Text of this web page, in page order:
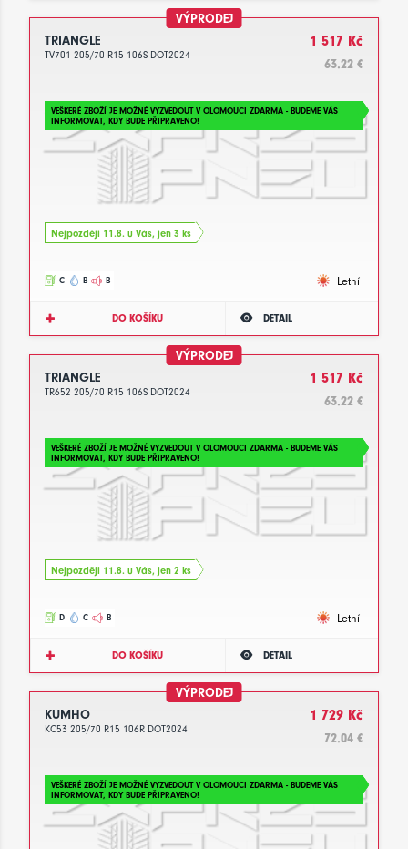
VÝPRODEJ
TRIANGLE
TV701 205/70 R15 106S DOT2024
1 517 Kč
63.22 €
VEŠKERÉ ZBOŽÍ JE MOŽNÉ VYZVEDOUT V OLOMOUCI ZDARMA - BUDEME VÁS
INFORMOVAT, KDY BUDE PŘIPRAVENO!
Nejpozději 11.8. u Vás, jen 3 ks
C B B Letní
DO KOŠÍKU DETAIL
VÝPRODEJ
TRIANGLE
TR652 205/70 R15 106S DOT2024
1 517 Kč
63.22 €
VEŠKERÉ ZBOŽÍ JE MOŽNÉ VYZVEDOUT V OLOMOUCI ZDARMA - BUDEME VÁS
INFORMOVAT, KDY BUDE PŘIPRAVENO!
Nejpozději 11.8. u Vás, jen 2 ks
D C B Letní
DO KOŠÍKU DETAIL
VÝPRODEJ
KUMHO
KC53 205/70 R15 106R DOT2024
1 729 Kč
72.04 €
VEŠKERÉ ZBOŽÍ JE MOŽNÉ VYZVEDOUT V OLOMOUCI ZDARMA - BUDEME VÁS
INFORMOVAT, KDY BUDE PŘIPRAVENO!